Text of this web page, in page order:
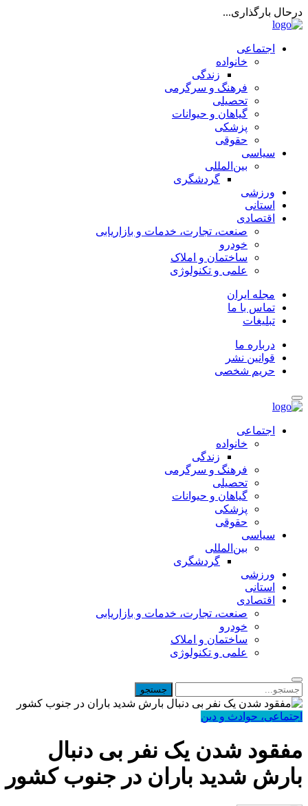
درحال بارگذاری...
اجتماعی
خانواده
زندگی
فرهنگ و سرگرمی
تحصیلی
گیاهان و حیوانات
پزشکی
حقوقی
سیاسی
بین‌المللی
گردشگری
ورزشی
استانی
اقتصادی
صنعت، تجارت، خدمات و بازاریابی
خودرو
ساختمان و املاک
علمی و تکنولوژی
مجله ایران
تماس با ما
تبلیغات
درباره ما
قوانین نشر
حریم شخصی
اجتماعی
خانواده
زندگی
فرهنگ و سرگرمی
تحصیلی
گیاهان و حیوانات
پزشکی
حقوقی
سیاسی
بین‌المللی
گردشگری
ورزشی
استانی
اقتصادی
صنعت، تجارت، خدمات و بازاریابی
خودرو
ساختمان و املاک
علمی و تکنولوژی
اجتماعی، حوادث و دین
مفقود شدن یک نفر بی دنبال
بارش شدید باران در جنوب کشور